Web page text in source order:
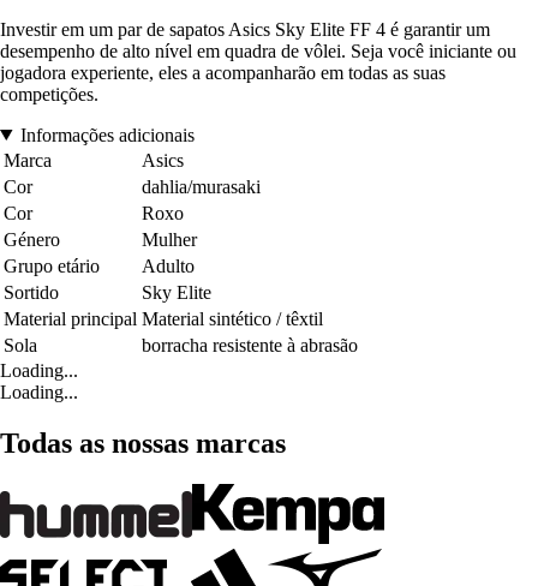
Investir em um par de sapatos Asics Sky Elite FF 4 é garantir um
desempenho de alto nível em quadra de vôlei. Seja você iniciante ou
jogadora experiente, eles a acompanharão em todas as suas
competições.
Informações adicionais
Marca
Asics
Cor
dahlia/murasaki
Cor
Roxo
Género
Mulher
Grupo etário
Adulto
Sortido
Sky Elite
Material principal Material sintético / têxtil
Sola
borracha resistente à abrasão
Loading...
Loading...
Todas as nossas marcas